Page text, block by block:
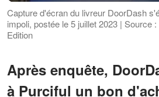
Capture d'écran du livreur DoorDash
impoli, postée le 5 juillet 2023 | Source
Edition
Après enquête,
à Purciful un bon